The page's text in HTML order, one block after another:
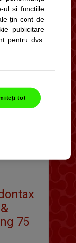
75
ul și funcțiile
țin cont de
publicitare
pentru dvs.
tot